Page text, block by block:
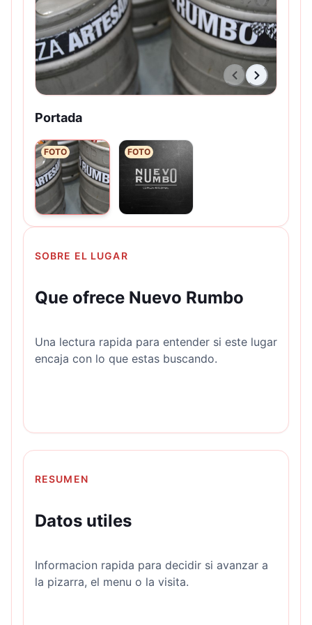
Portada
FOTO FOTO
SOBRE EL LUGAR
Que ofrece Nuevo Rumbo
Una lectura rapida para entender si este lugar
encaja con lo que estas buscando.
RESUMEN
Datos utiles
Informacion rapida para decidir si avanzar a
la pizarra, el menu o la visita.